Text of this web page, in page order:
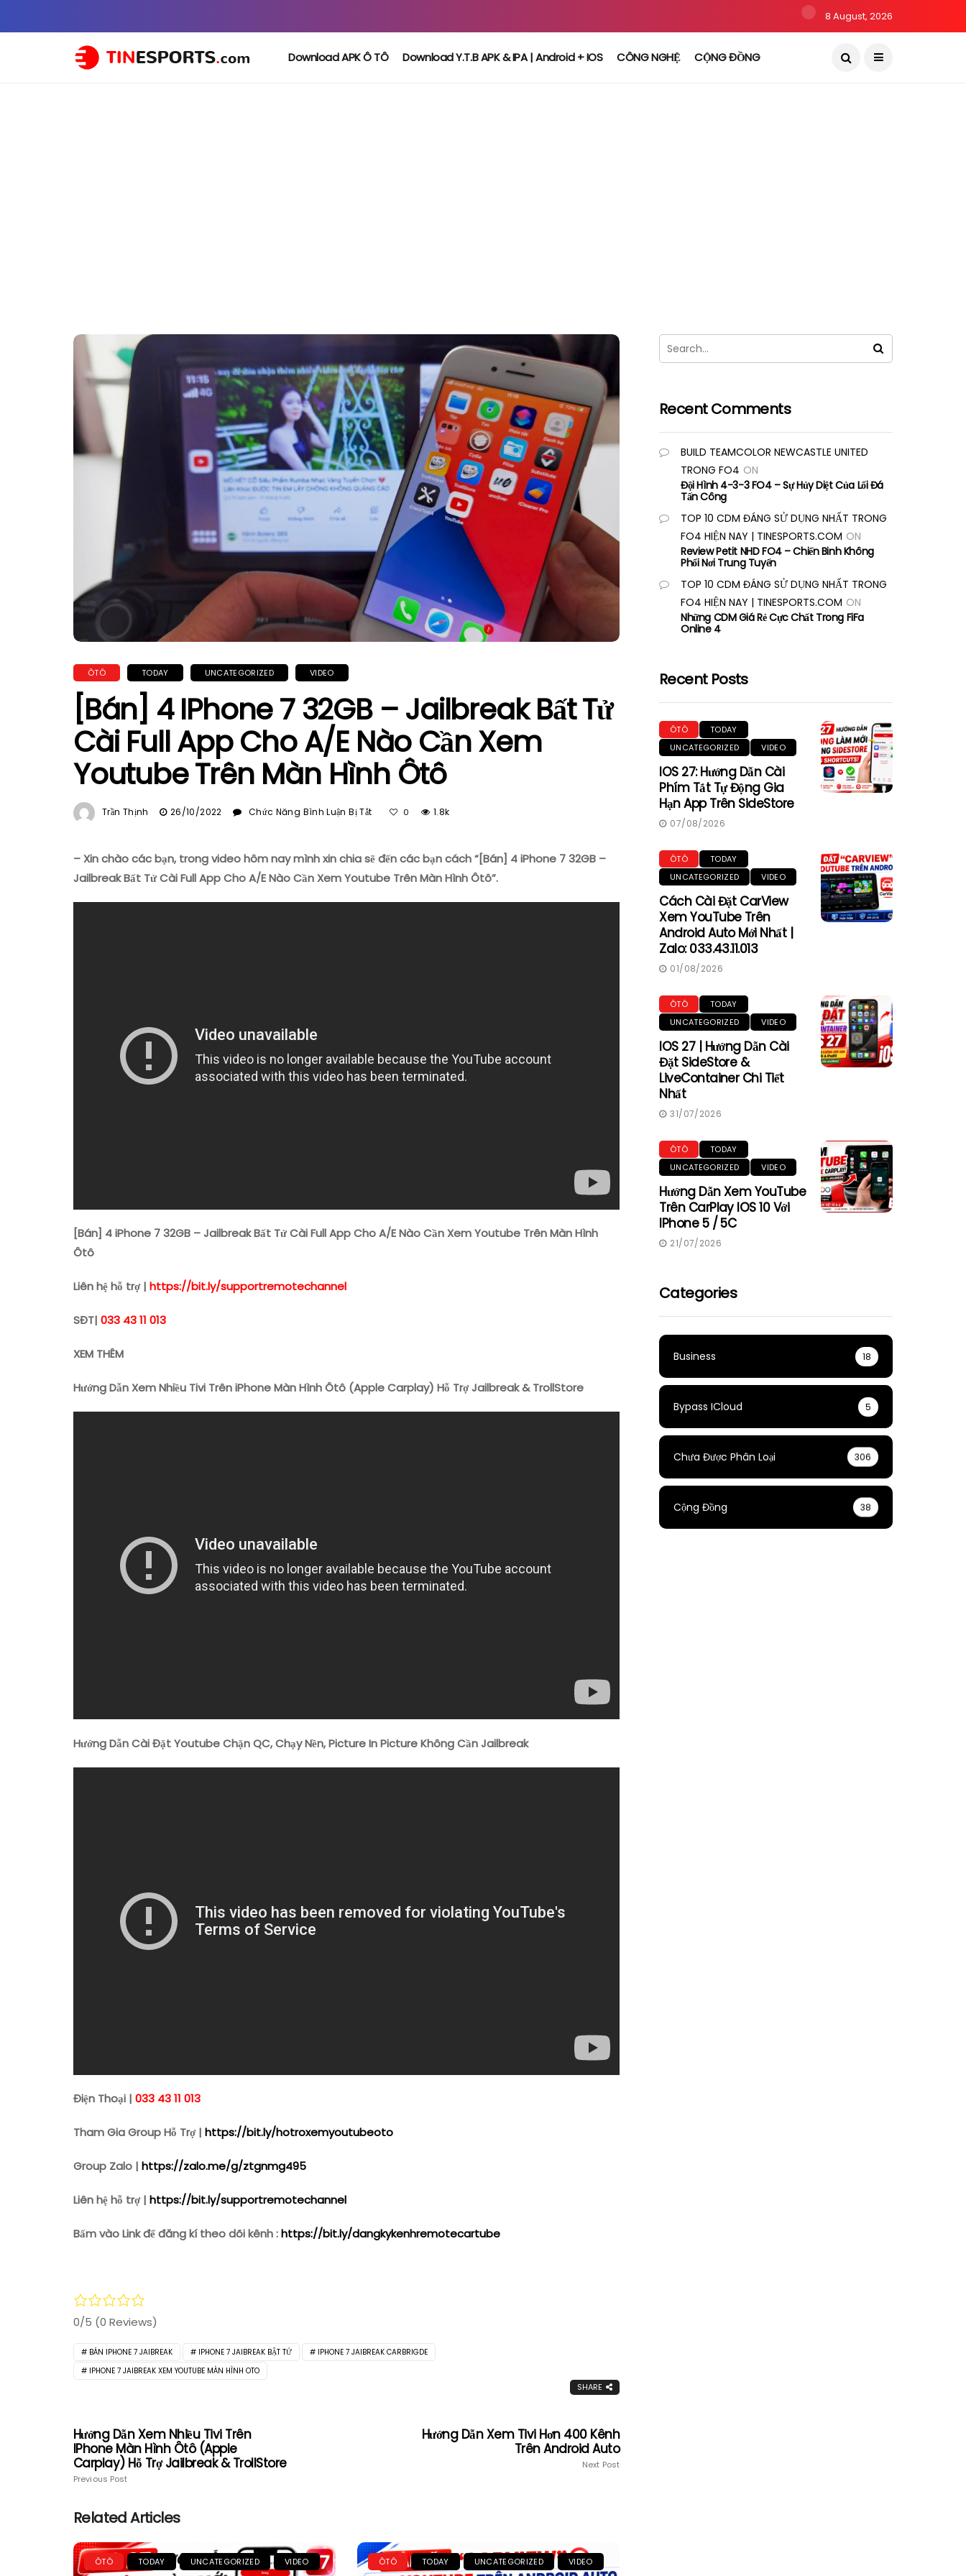
8 August, 2026
Download APK Ô TÔ Download Y.T.B APK & IPA | Android + IOS CÔNG NGHỆ CỘNG ĐỒNG
ÔTÔ TODAY UNCATEGORIZED VIDEO
[Bán] 4 IPhone 7 32GB – Jailbreak Bất Tử
Cài Full App Cho A/E Nào Cần Xem
Youtube Trên Màn Hình Ôtô
Trần Thịnh 26/10/2022 Chức Năng Bình Luận Bị Tắt
IPhone
7
–
Cần
Xem
0 1.8k
– Xin chào các bạn, trong video hôm nay mình xin chia sẽ đến các bạn cách “[Bán] 4 iPhone 7 32GB –
Jailbreak Bất Tử Cài Full App Cho A/E Nào Cần Xem Youtube Trên Màn Hình Ôtô”.
[Bán] 4 iPhone 7 32GB – Jailbreak Bất Tử Cài Full App Cho A/E Nào Cần Xem Youtube Trên Màn Hình
Ôtô
Liên hệ hỗ trợ | https://bit.ly/supportremotechannel
SĐT| 033 43 11 013
XEM THÊM
Hướng Dẫn Xem Nhiều Tivi Trên iPhone Màn Hình Ôtô (Apple Carplay) Hỗ Trợ Jailbreak & TrollStore
Hướng Dẫn Cài Đặt Youtube Chặn QC, Chạy Nền, Picture In Picture Không Cần Jailbreak
Điện Thoại | 033 43 11 013
Tham Gia Group Hỗ Trợ | https://bit.ly/hotroxemyoutubeoto
Group Zalo | https://zalo.me/g/ztgnmg495
Liên hệ hỗ trợ | https://bit.ly/supportremotechannel
Bấm vào Link để đăng kí theo dõi kênh :https://bit.ly/dangkykenhremotecartube
0/5 (0 Reviews)
BÁN IPHONE 7 JAIBREAK IPHONE 7 JAIBREAK BẬT TỬ
IPHONE 7 JAIBREAK CARBRIGDE
IPHONE 7 JAIBREAK XEM YOUTUBE MÀN HÌNH OTO
SHARE
Hướng Dẫn Xem Nhiều Tivi Trên
IPhone Màn Hình Ôtô (Apple
Carplay) Hỗ Trợ Jailbreak & TrollStore
Previous Post
Hướng Dẫn Xem Tivi Hơn 400 Kênh
Trên Android Auto
Next Post
Related Articles
ÔTÔ TODAY UNCATEGORIZED VIDEO ÔTÔ TODAY UNCATEGORIZED VIDEO
Recent Comments
BUILD TEAMCOLOR NEWCASTLE UNITED
TRONG FO4 ON
Đội Hình 4-3-3 FO4 – Sự Hủy Diệt Của Lối Đá
Tấn Công
TOP 10 CDM ĐÁNG SỬ DỤNG NHẤT TRONG
FO4 HIỆN NAY | TINESPORTS.COM ON
Review Petit NHD FO4 – Chiến Binh Không
Phổi Nơi Trung Tuyến
TOP 10 CDM ĐÁNG SỬ DỤNG NHẤT TRONG
FO4 HIỆN NAY | TINESPORTS.COM ON
Những CDM Giá Rẻ Cực Chất Trong FiFa
Online 4
Recent Posts
ÔTÔ
TODAY
UNCATEGORIZED
VIDEO
IOS 27: Hướng Dẫn Cài
Phím Tắt Tự Động Gia
Hạn App Trên SideStore
07/08/2026
ÔTÔ
TODAY
UNCATEGORIZED
VIDEO
Cách Cài Đặt CarView
Xem YouTube Trên
Android Auto Mới Nhất |
Zalo: 033.43.11.013
01/08/2026
ÔTÔ
TODAY
UNCATEGORIZED
VIDEO
IOS 27 | Hướng Dẫn Cài
Đặt SideStore &
LiveContainer Chi Tiết
Nhất
31/07/2026
ÔTÔ
TODAY
UNCATEGORIZED
VIDEO
Hướng Dẫn Xem YouTube
Trên CarPlay IOS 10 Với
IPhone 5 / 5C
21/07/2026
Categories
Business 18
Bypass ICloud 5
Chưa Được Phân Loại 306
Cộng Đồng 38